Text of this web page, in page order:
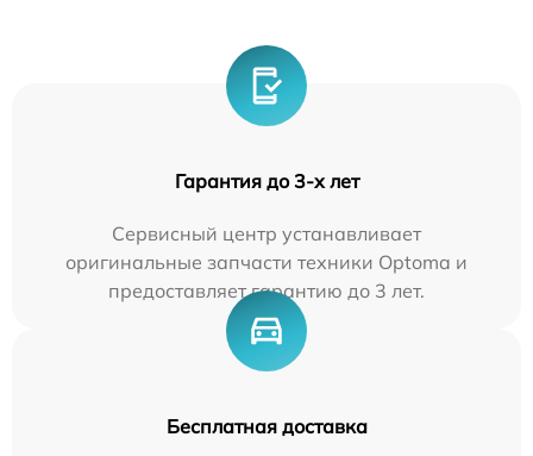
Гарантия до 3-х лет
Сервисный центр устанавливает
оригинальные запчасти техники Optoma и
предоставляет гарантию до 3 лет.
Бесплатная доставка